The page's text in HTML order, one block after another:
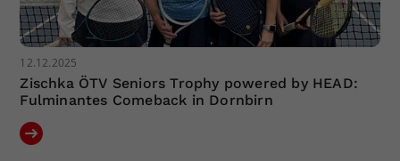
12.12.2025
Zischka ÖTV Seniors Trophy powered by HEAD:
Fulminantes Comeback in Dornbirn